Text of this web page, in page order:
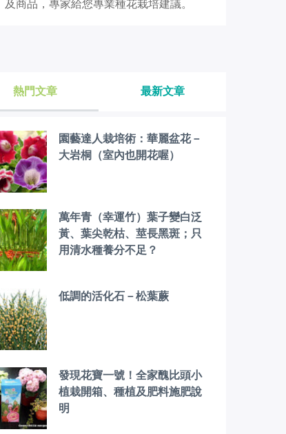
及商品，專家給您專業種花栽培建議。
熱門文章 最新文章
園藝達人栽培術：華麗盆花－
大岩桐（室內也開花喔）
萬年青（幸運竹）葉子變白泛
黃、葉尖乾枯、莖長黑斑；只
用清水種養分不足？
低調的活化石－松葉蕨
發現花寶一號！全家醜比頭小
植栽開箱、種植及肥料施肥說
明